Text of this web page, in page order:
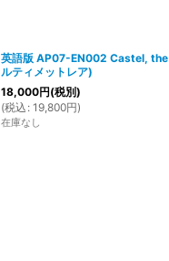
英語版 AP07-EN002 Castel,
ルティメットレア)
18,000円(税別)
(税込 : 19,800円)
在庫なし